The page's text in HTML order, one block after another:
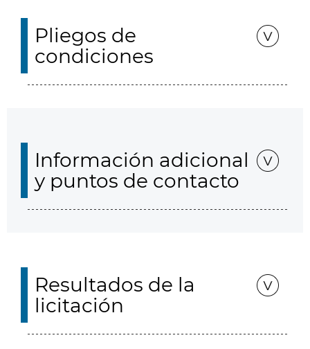
Pliegos de
condiciones
Información adicional
y puntos de contacto
Resultados de la
licitación